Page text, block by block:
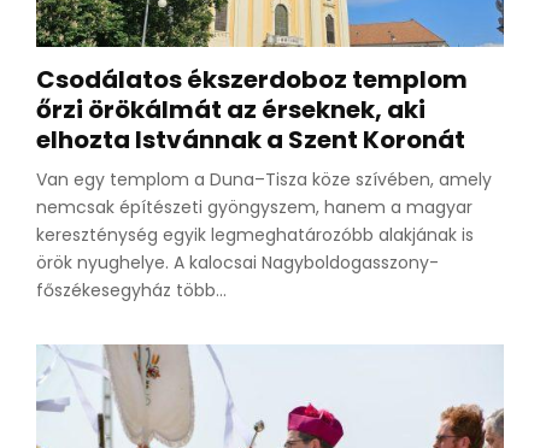
Csodálatos ékszerdoboz templom
őrzi örökálmát az érseknek, aki
elhozta Istvánnak a Szent Koronát
Van egy templom a Duna–Tisza köze szívében, amely
nemcsak építészeti gyöngyszem, hanem a magyar
kereszténység egyik legmeghatározóbb alakjának is
örök nyughelye. A kalocsai Nagyboldogasszony-
főszékesegyház több...